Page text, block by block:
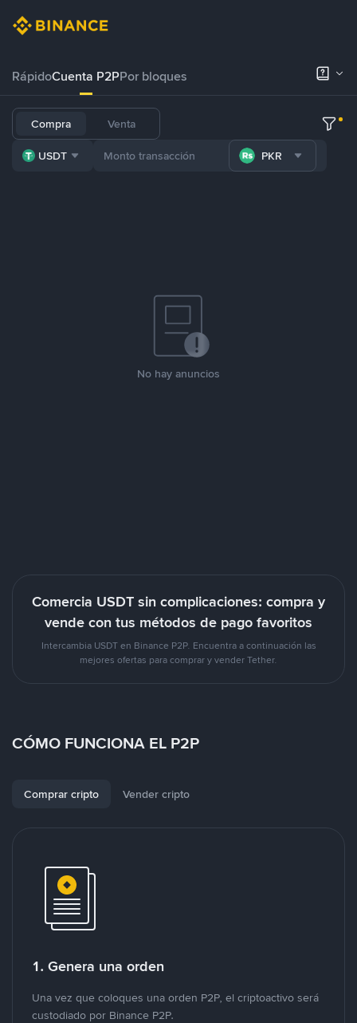
RápidoCuenta P2PPor bloques
Compra Venta
USDT PKR
No hay anuncios
Comercia USDT sin complicaciones: compra y
vende con tus métodos de pago favoritos
Intercambia USDT en Binance P2P. Encuentra a continuación las
mejores ofertas para comprar y vender Tether.
CÓMO FUNCIONA EL P2P
Comprar cripto Vender cripto
1. Genera una orden
Una vez que coloques una orden P2P, el criptoactivo será
custodiado por Binance P2P.